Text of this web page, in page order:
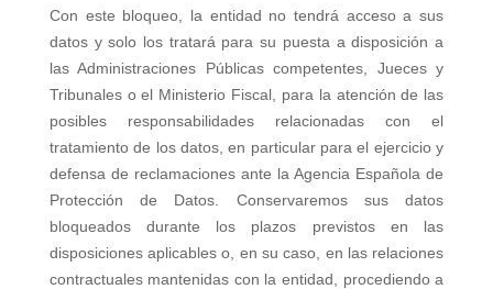
Con este bloqueo, la entidad no tendrá acceso a sus
datos y solo los tratará para su puesta a disposición a
las Administraciones Públicas competentes, Jueces y
Tribunales o el Ministerio Fiscal, para la atención de las
posibles responsabilidades relacionadas con el
tratamiento de los datos, en particular para el ejercicio y
defensa de reclamaciones ante la Agencia Española de
Protección de Datos. Conservaremos sus datos
bloqueados durante los plazos previstos en las
disposiciones aplicables o, en su caso, en las relaciones
contractuales mantenidas con la entidad, procediendo a